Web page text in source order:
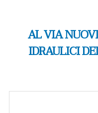
AL VIA
IDRAULICI